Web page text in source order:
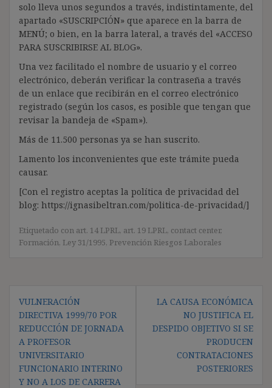
solo lleva unos segundos a través, indistintamente, del
apartado «SUSCRIPCIÓN» que aparece en la barra de
MENÚ; o bien, en la barra lateral, a través del «ACCESO
PARA SUSCRIBIRSE AL BLOG».
Una vez facilitado el nombre de usuario y el correo
electrónico, deberán verificar la contraseña a través
de un enlace que recibirán en el correo electrónico
registrado (según los casos, es posible que tengan que
revisar la bandeja de «Spam»).
Más de 11.500 personas ya se han suscrito.
Lamento los inconvenientes que este trámite pueda
causar.
[Con el registro aceptas la política de privacidad del
blog: https://ignasibeltran.com/politica-de-privacidad/]
Etiquetado con art. 14 LPRL, art. 19 LPRL, contact center,
Formación, Ley 31/1995, Prevención Riesgos Laborales
Navegación
de
entradas
VULNERACIÓN
DIRECTIVA 1999/70 POR
REDUCCIÓN DE JORNADA
A PROFESOR
UNIVERSITARIO
FUNCIONARIO INTERINO
Y NO A LOS DE CARRERA
LA CAUSA ECONÓMICA
NO JUSTIFICA EL
DESPIDO OBJETIVO SI SE
PRODUCEN
CONTRATACIONES
POSTERIORES